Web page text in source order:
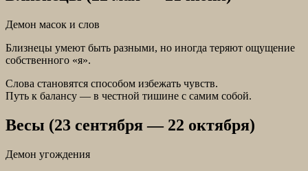
Демон масок и слов
Близнецы умеют быть разными, но иногда теряют ощущение
собственного «я».
Слова становятся способом избежать чувств.
Путь к балансу — в честной тишине с самим собой.
Весы (23 сентября — 22 октября)
Демон угождения